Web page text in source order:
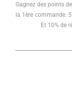
Gagnez des points
la 1ère commande.
Et 10% de